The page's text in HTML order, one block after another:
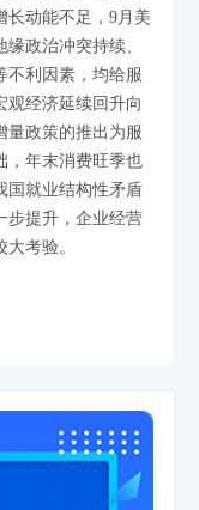
长动能不足，9月美
政治冲突持续、
不利因素，均给服
观经济延续回升向
量政策的推出为服
，年末消费旺季也
国就业结构性矛盾
步提升，企业经营
考验。